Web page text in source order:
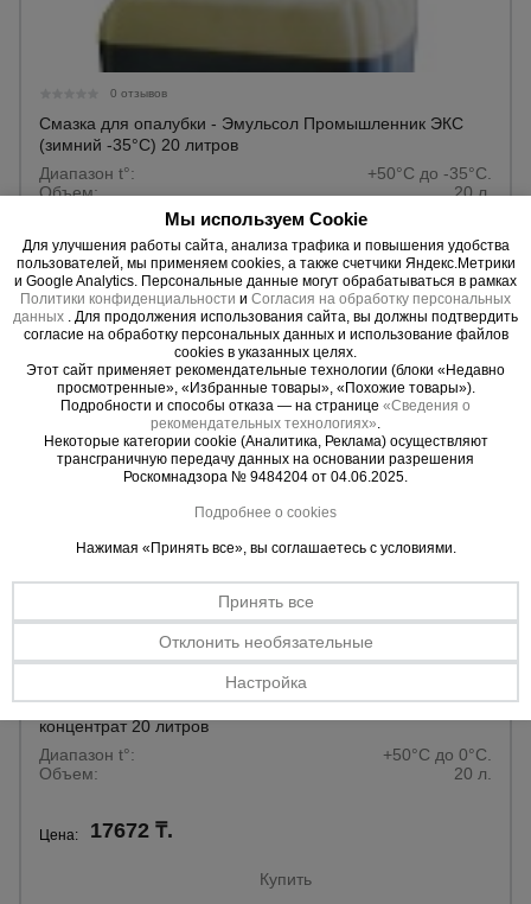
0 отзывов
Смазка для опалубки - Эмульсол Промышленник ЭКС
(зимний -35°C) 20 литров
Диапазон t°:
+50°C до -35°C.
Объем:
20 л.
Цена: 14358 ₸.
Купить
Смазка для опалубки - Эмульсол Промышленник ЭКС
концентрат 20 литров
Диапазон t°:
+50°C до 0°C.
Объем:
20 л.
Цена: 17672 ₸.
Купить
Мы используем Cookie
Для улучшения работы сайта, анализа трафика и повышения удобства
пользователей, мы применяем cookies, а также счетчики Яндекс.Метрики
и Google Analytics. Персональные данные могут обрабатываться в рамках
Политики конфиденциальности и Согласия на обработку персональных
данных
. Для продолжения использования сайта, вы должны подтвердить
согласие на обработку персональных данных и использование файлов
cookies в указанных целях.
Этот сайт применяет рекомендательные технологии (блоки «Недавно
просмотренные», «Избранные товары», «Похожие товары»).
Подробности и способы отказа — на странице «Сведения о
рекомендательных технологиях»
Некоторые категории cookie (Аналитика, Реклама) осуществляют
трансграничную передачу данных на основании разрешения
Роскомнадзора № 9484204 от 04.06.2025.
Подробнее о cookies
Нажимая «Принять все», вы соглашаетесь с условиями.
Принять все
Отклонить необязательные
Настройка